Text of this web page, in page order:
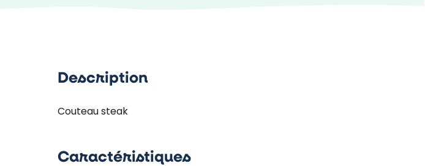
Description
Couteau steak
Caractéristiques